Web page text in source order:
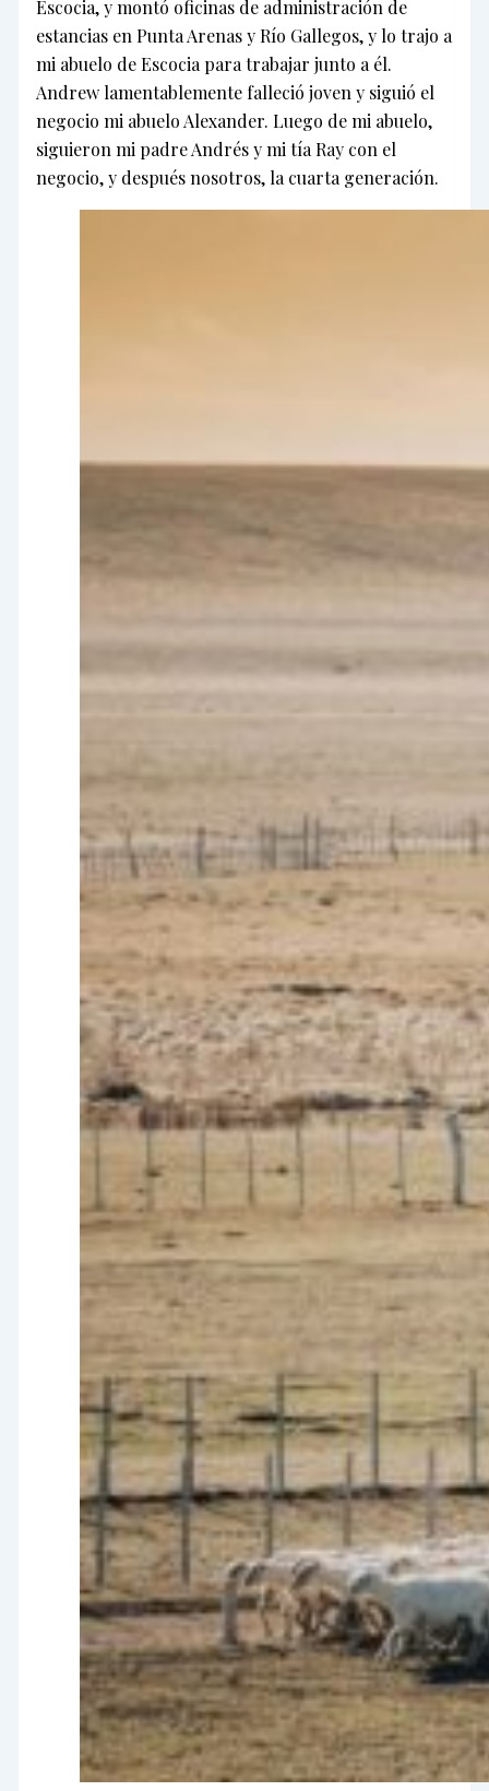
Escocia, y montó oficinas de administración de
estancias en Punta Arenas y Río Gallegos, y lo trajo a
mi abuelo de Escocia para trabajar junto a él.
Andrew lamentablemente falleció joven y siguió el
negocio mi abuelo Alexander. Luego de mi abuelo,
siguieron mi padre Andrés y mi tía Ray con el
negocio, y después nosotros, la cuarta generación.